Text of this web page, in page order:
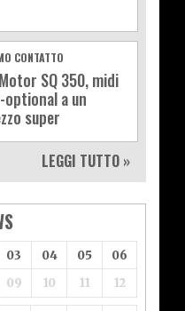
CONTATTO
SQ 350, midi
a un
super
LEGGI TUTTO »
03 04 05
06
09 10 11 12